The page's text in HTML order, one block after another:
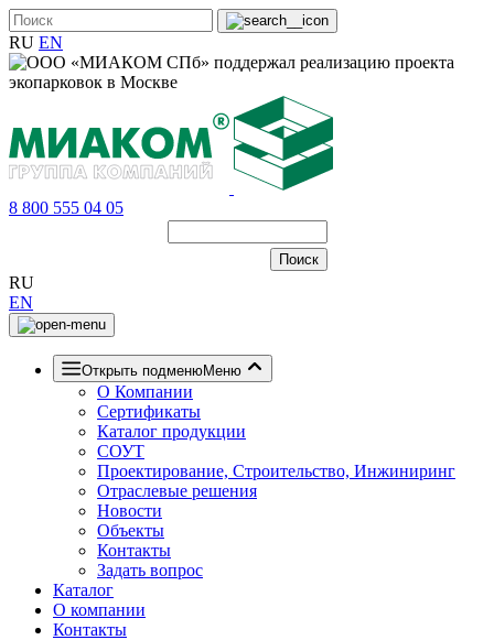
RU EN
8 800 555 04 05
RU
EN
Открыть подменюМеню
О Компании
Сертификаты
Каталог продукции
СОУТ
Проектирование, Строительство, Инжиниринг
Отраслевые решения
Новости
Объекты
Контакты
Задать вопрос
Каталог
О компании
Контакты